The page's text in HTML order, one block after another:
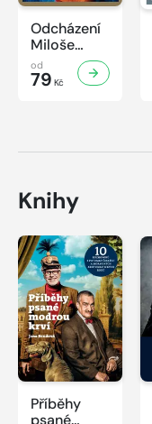
Odcházení
Miloše
Zemana
od
79 Kč
Knihy
Příběhy
psané